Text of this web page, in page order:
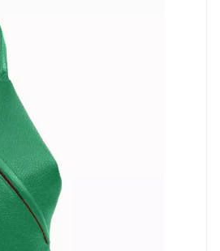
Добавляйте товары
Оплачивайте сегодня только
25% картой любого банка